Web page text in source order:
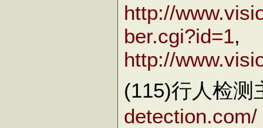
http://
ber.cgi?id=1,
http://
(115)行人检测
detection.com/